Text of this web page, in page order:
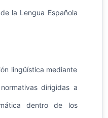
la Lengua Española
lingüística mediante
dirigidas a
dentro de los